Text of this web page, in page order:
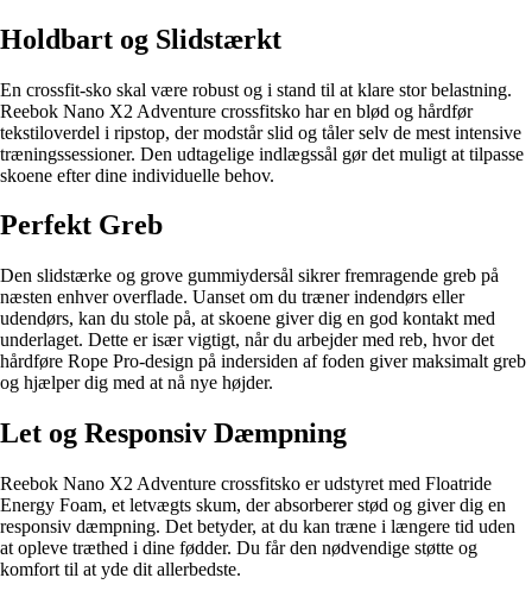
Holdbart og Slidstærkt
En crossfit-sko skal være robust og i stand til at klare stor belastning.
Reebok Nano X2 Adventure crossfitsko har en blød og hårdfør
tekstiloverdel i ripstop, der modstår slid og tåler selv de mest intensive
træningssessioner. Den udtagelige indlægssål gør det muligt at tilpasse
skoene efter dine individuelle behov.
Perfekt Greb
Den slidstærke og grove gummiydersål sikrer fremragende greb på
næsten enhver overflade. Uanset om du træner indendørs eller
udendørs, kan du stole på, at skoene giver dig en god kontakt med
underlaget. Dette er især vigtigt, når du arbejder med reb, hvor det
hårdføre Rope Pro-design på indersiden af foden giver maksimalt greb
og hjælper dig med at nå nye højder.
Let og Responsiv Dæmpning
Reebok Nano X2 Adventure crossfitsko er udstyret med Floatride
Energy Foam, et letvægts skum, der absorberer stød og giver dig en
responsiv dæmpning. Det betyder, at du kan træne i længere tid uden
at opleve træthed i dine fødder. Du får den nødvendige støtte og
komfort til at yde dit allerbedste.